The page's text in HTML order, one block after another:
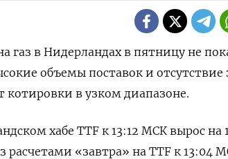
в Нидерландах в пятницу не
объемы поставок и
в узком диапазоне.
хабе TTF к 13:12 МСК вырос на
расчетами «завтра» на TTF к 13:04